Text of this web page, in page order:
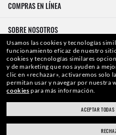
COMPRAS EN LÍNEA
SOBRE NOSOTROS
HAZLO EN PERSONA
¿CÓMO PODEMOS AYUDARTE?
Usamos las cookies y tecnologías
funcionamiento eficaz de nuestro
cookies y tecnologías similares
y de marketing que nos ayuden a
clic en «rechazar», activaremos solo
permitan usar y navegar por nuestra
cookies para más información.
ACEPTAR